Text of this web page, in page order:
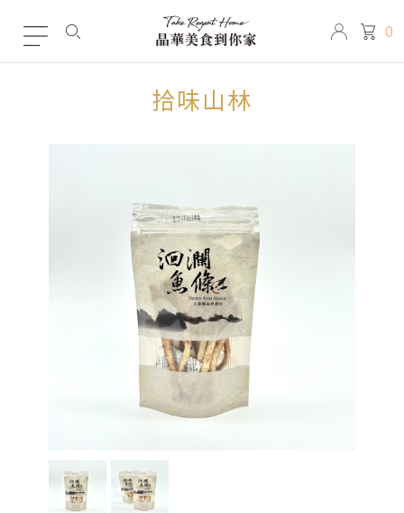
0
拾味山林